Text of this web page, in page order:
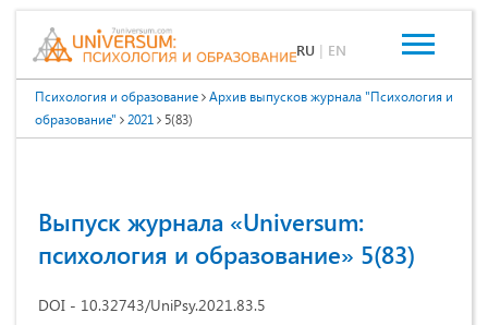
RU | EN
Психология и образование
Архив выпусков журнала "Психология и
образование"
2021 5(83)
Выпуск журнала «Universum:
психология и образование» 5(83)
DOI - 10.32743/UniPsy.2021.83.5